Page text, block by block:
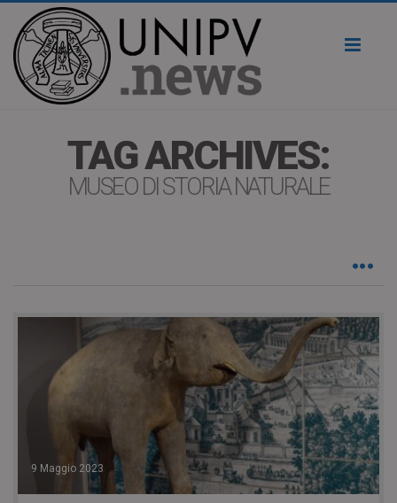
TAG ARCHIVES:
MUSEO DI STORIA NATURALE
9 Maggio 2023